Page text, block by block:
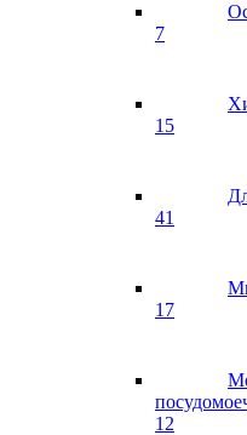
7
15
41
17
12